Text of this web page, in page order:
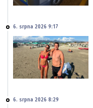
6. srpna 2026 9:17
6. srpna 2026 8:29